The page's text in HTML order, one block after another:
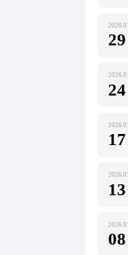
2026.01
29
24
2026.01
17
13
2026.01
08